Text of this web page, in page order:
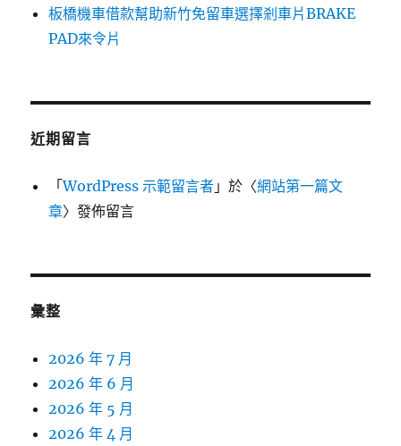
板橋機車借款幫助新竹免留車選擇剎車片BRAKE
PAD來令片
近期留言
「WordPress 示範留言者 」於〈網站第一篇文
章〉發佈留言
彙整
2026 年 7 月
2026 年 6 月
2026 年 5 月
2026 年 4 月